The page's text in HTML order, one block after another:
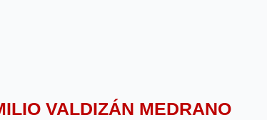
VALDIZÁN MEDRANO